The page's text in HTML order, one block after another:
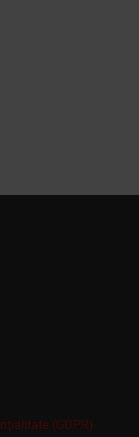
(GDPR)